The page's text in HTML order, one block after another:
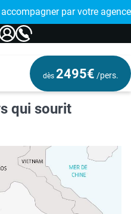
par votre
🤩
dès 2495€ /pers.
qui sourit